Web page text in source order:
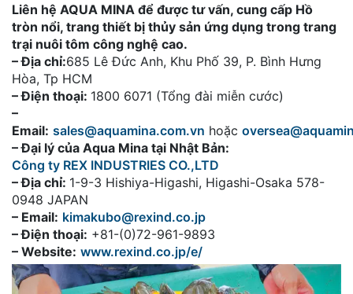
Liên hệ AQUA MINA để được tư vấn, cung cấp Hồ
tròn nổi, trang thiết bị thủy sản ứng dụng trong trang
trại nuôi tôm công nghệ cao.
– Địa chỉ:685 Lê Đức Anh, Khu Phố 39, P. Bình Hưng
Hòa, Tp HCM
– Điện thoại: 1800 6071 (Tổng đài miễn cước)
–
Email: sales@aquamina.com.vn hoặc
– Đại lý của Aqua Mina tại Nhật Bản:
Công ty REX INDUSTRIES CO.,LTD
– Địa chỉ: 1-9-3 Hishiya-Higashi, Higashi-Osaka 578-
0948 JAPAN
– Email: kimakubo@rexind.co.jp
– Điện thoại: +81-(0)72-961-9893
– Website: www.rexind.co.jp/e/